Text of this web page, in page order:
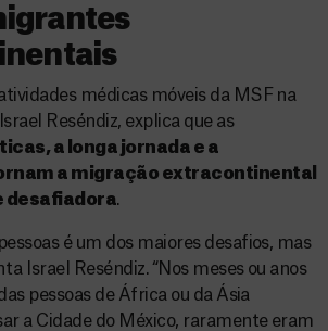
médicas móveis da MSF na
Reséndiz, explica que as
a longa jornada e a
a migração extracontinental
desafiadora.
é um dos maiores desafios, mas
Israel Reséndiz. “Nos meses ou anos
pessoas de África ou da Ásia
a Cidade do México, raramente eram